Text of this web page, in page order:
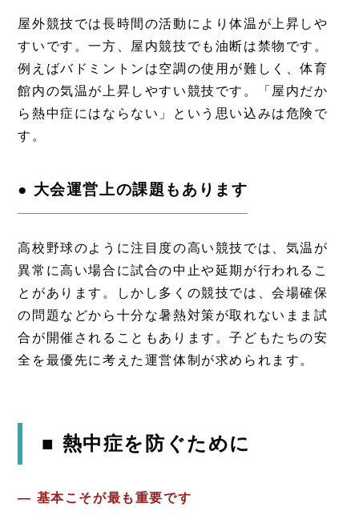
屋外競技では長時間の活動により体温が上昇しや
すいです。一方、屋内競技でも油断は禁物です。
例えばバドミントンは空調の使用が難しく、体育
館内の気温が上昇しやすい競技です。「屋内だか
ら熱中症にはならない」という思い込みは危険で
す。
● 大会運営上の課題もあります
高校野球のように注目度の高い競技では、気温が
異常に高い場合に試合の中止や延期が行われるこ
とがあります。しかし多くの競技では、会場確保
の問題などから十分な暑熱対策が取れないまま試
合が開催されることもあります。子どもたちの安
全を最優先に考えた運営体制が求められます。
■ 熱中症を防ぐために
― 基本こそが最も重要です